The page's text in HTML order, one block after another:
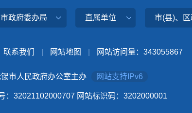
市政府委办局 直属单位 市(县)、
联系我们 网站地图 网站访问量： 343055867
市人民政府办公室主办 网站支持IPv6
：32021102000707 网站标识码：3202000001